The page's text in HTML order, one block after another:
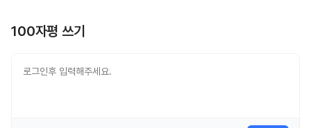
100자평 쓰기